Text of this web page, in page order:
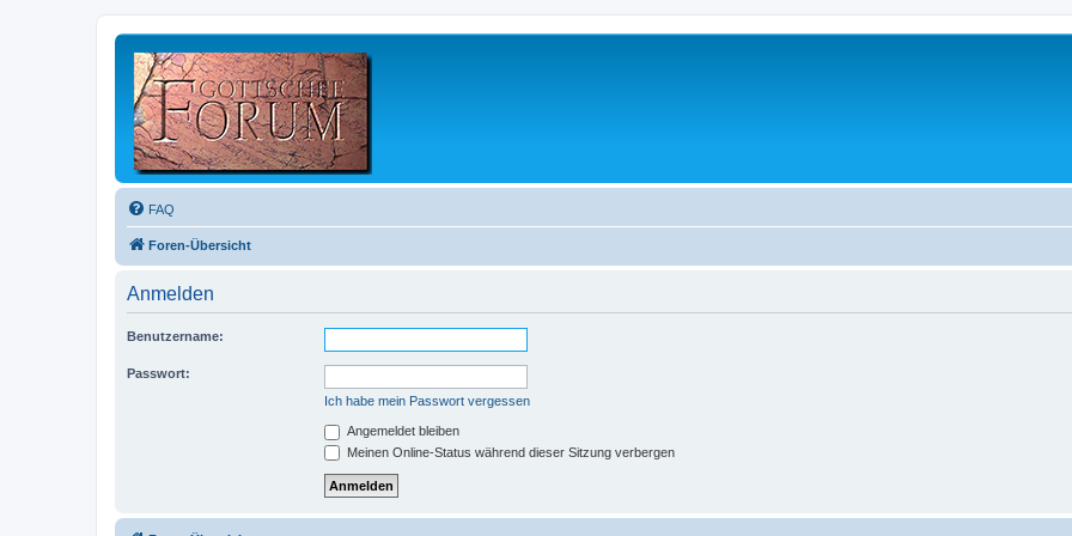
FAQ
Foren-Übersicht
Anmelden
Benutzername:
Passwort:
Ich habe mein Passwort vergessen
Angemeldet bleiben
Meinen Online-Status während dieser Sitzung verbergen